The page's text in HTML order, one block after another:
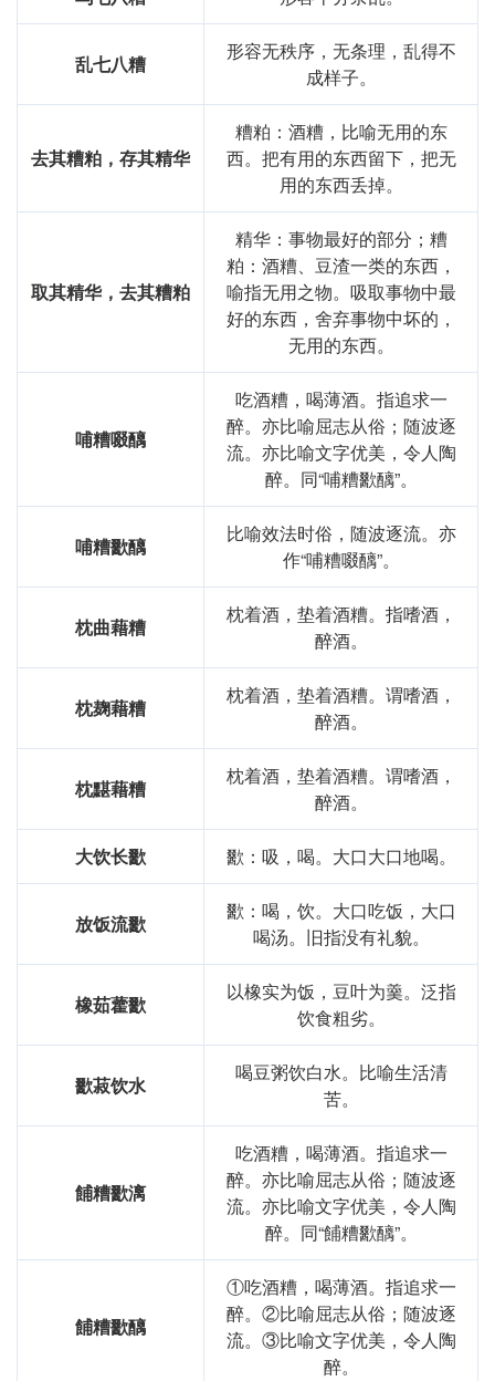
乱七八糟
形容无秩序，无条理，乱得不
成样子。
去其糟粕，存其精华
糟粕：酒糟，比喻无用的东
西。把有用的东西留下，把无
用的东西丢掉。
取其精华，去其糟粕
精华：事物最好的部分；糟
粕：酒糟、豆渣一类的东西，
喻指无用之物。吸取事物中最
好的东西，舍弃事物中坏的，
无用的东西。
哺糟啜醨
吃酒糟，喝薄酒。指追求一
醉。亦比喻屈志从俗；随波逐
流。亦比喻文字优美，令人陶
醉。同“哺糟歠醨”。
哺糟歠醨
比喻效法时俗，随波逐流。亦
作“哺糟啜醨”。
枕曲藉糟
枕着酒，垫着酒糟。指嗜酒，
醉酒。
枕麹藉糟
枕着酒，垫着酒糟。谓嗜酒，
醉酒。
枕黮藉糟
枕着酒，垫着酒糟。谓嗜酒，
醉酒。
大饮长歠 歠：吸，喝。大口大口地喝。
放饭流歠
歠：喝，饮。大口吃饭，大口
喝汤。旧指没有礼貌。
橡茹藿歠
以橡实为饭，豆叶为羹。泛指
饮食粗劣。
歠菽饮水
喝豆粥饮白水。比喻生活清
苦。
餔糟歠漓
吃酒糟，喝薄酒。指追求一
醉。亦比喻屈志从俗；随波逐
流。亦比喻文字优美，令人陶
醉。同“餔糟歠醨”。
餔糟歠醨
①吃酒糟，喝薄酒。指追求一
醉。②比喻屈志从俗；随波逐
流。③比喻文字优美，令人陶
醉。